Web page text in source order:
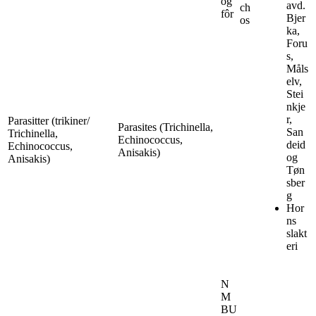
Parasitter (trikiner/
Trichinella,
Echinococcus,
Anisakis)
Parasites (Trichinella,
Echinococcus,
Anisakis)
fôr
ch
os
avd.
Bjer
ka,
Foru
s,
Måls
elv,
Stei
nkje
r,
San
deid
og
Tøn
sber
g
Hor
ns
slakt
eri
N
M
BU